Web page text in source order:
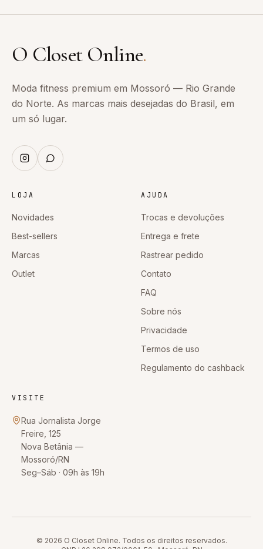
O Closet Online.
Moda fitness premium em Mossoró — Rio Grande
do Norte. As marcas mais desejadas do Brasil, em
um só lugar.
LOJA
Novidades
Best-sellers
Marcas
Outlet
AJUDA
Trocas e devoluções
Entrega e frete
Rastrear pedido
Contato
FAQ
Sobre nós
Privacidade
Termos de uso
Regulamento do cashback
VISITE
Rua Jornalista Jorge
Freire, 125
Nova Betânia —
Mossoró/RN
Seg–Sáb · 09h às 19h
© 2026 O Closet Online. Todos os direitos reservados.